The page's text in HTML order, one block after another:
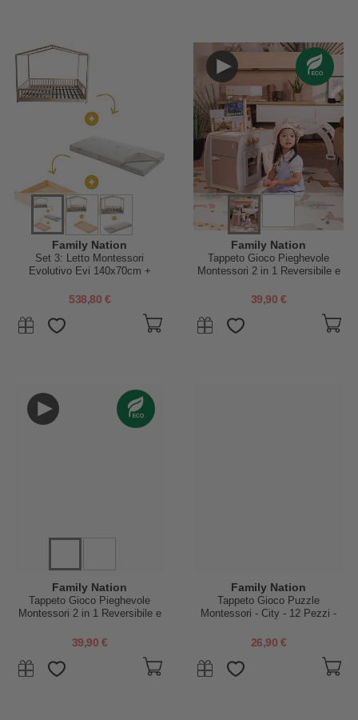
Family Nation
Set 3: Letto Montessori
Evolutivo Evi 140x70cm +
Aloe Vera
538,80 €
Family Nation
Tappeto Gioco Pieghevole
Montessori 2 in 1 Reversibile e
180x150cm - dalla Nascita
39,90 €
Family Nation
Tappeto Gioco Pieghevole
Montessori 2 in 1 Reversibile e
180x150cm - dalla Nascita
39,90 €
Family Nation
Tappeto Gioco Puzzle
Montessori - City - 12 Pezzi -
117,5x88,5 cm - dalla Nascita
26,90 €